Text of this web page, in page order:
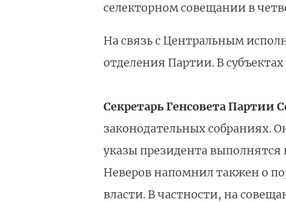
селекторном совещании в
На связь с Центральным
отделения Партии. В
Секретарь Генсовета Партии
законодательных собраниях.
указы президента выполнятся
Неверов напомнил такжен о
власти. В частности, на